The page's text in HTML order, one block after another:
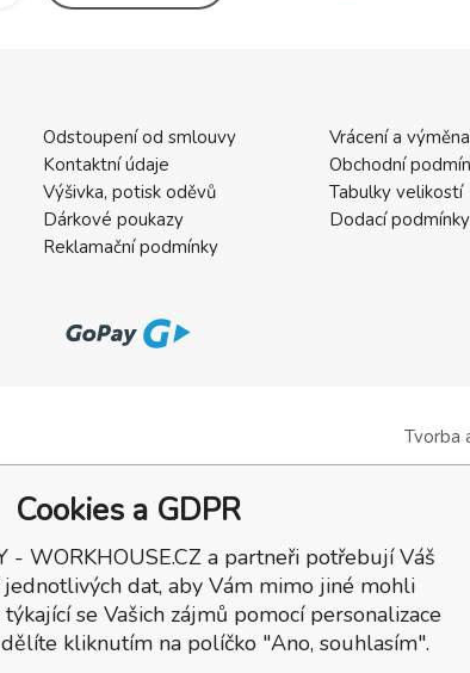
Odstoupení od smlouvy
Kontaktní údaje
Výšivka, potisk oděvů
Dárkové poukazy
Reklamační podmínky
Vrácení a
Obchodní
Tabulky velikostí
Dodací podmínky
Tvorba
Cookies a GDPR
- WORKHOUSE.CZ a partneři potřebují Váš
dat, aby Vám mimo jiné mohli
se Vašich zájmů pomocí personalizace
kliknutím na políčko "Ano, souhlasím".